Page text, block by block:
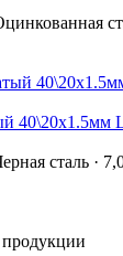
40\20х1.5мм
сталь ·